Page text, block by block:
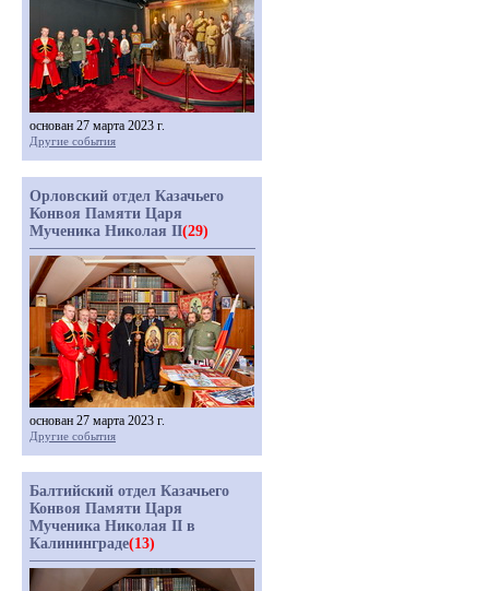
основан 27 марта 2023 г.
Другие события
Орловский отдел Казачьего
Конвоя Памяти Царя
Мученика Николая II(29)
основан 27 марта 2023 г.
Другие события
Балтийский отдел Казачьего
Конвоя Памяти Царя
Мученика Николая II в
Калининграде(13)